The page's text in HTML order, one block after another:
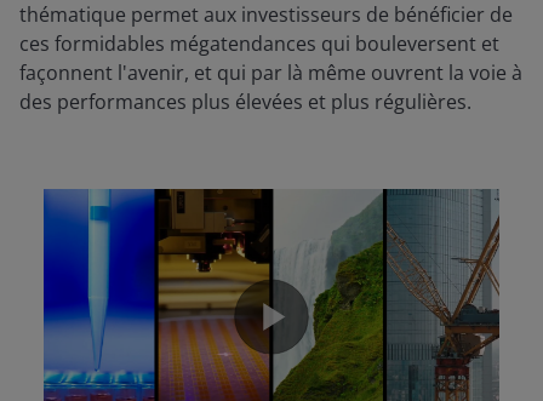
thématique permet aux investisseurs de bénéficier de
ces formidables mégatendances qui bouleversent et
façonnent l'avenir, et qui par là même ouvrent la voie à
des performances plus élevées et plus régulières.